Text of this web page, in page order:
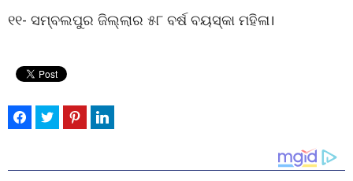
୧୧- ସମ୍ବଲପୁର ଜିଲ୍ଲାର ୫୮ ବର୍ଷ ବୟସ୍କା ମହିଳା।